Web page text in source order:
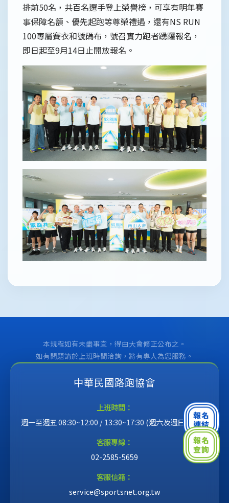
排前50名，共百名選手登上榮譽榜，可享有明年賽
事保障名額、優先起跑等尊榮禮遇，還有NS RUN
100專屬賽衣和號碼布，號召實力跑者踴躍報名，
即日起至9月14日止開放報名。
本規程如有未盡事宜，得由大會修正公布之。
如有問題請於上班時間洽詢，將有專人為您服務。
中華民國路跑協會
上班時間：
週一至週五 08:30~12:00 / 13:30~17:30 (週六及週日不上班)
客服專線：
02-2585-5659
客服信箱：
service@sportsnet.org.tw
報名
連結
報名
查詢